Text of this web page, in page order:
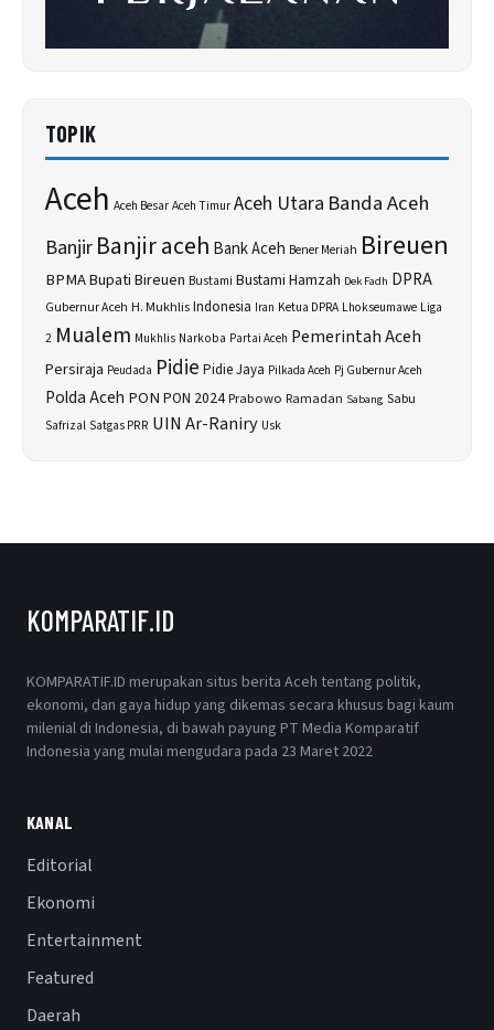
TOPIK
Aceh Aceh BesarAceh TimurAceh Utara Banda Aceh
BanjirBanjir aceh Bank Aceh Bener Meriah Bireuen
BPMABupati Bireuen Bustami Bustami Hamzah Dek Fadh DPRA
Gubernur Aceh H. MukhlisIndonesia Iran Ketua DPRA Lhokseumawe Liga
2 Mualem Mukhlis Narkoba Partai Aceh Pemerintah Aceh
Persiraja Peudada Pidie Pidie Jaya Pilkada Aceh Pj Gubernur Aceh
Polda Aceh PON PON 2024Prabowo Ramadan Sabang Sabu
Safrizal Satgas PRR UIN Ar-Raniry Usk
KOMPARATIF.ID
KOMPARATIF.ID merupakan situs berita Aceh tentang politik,
ekonomi, dan gaya hidup yang dikemas secara khusus bagi kaum
milenial di Indonesia, di bawah payung PT Media Komparatif
Indonesia yang mulai mengudara pada 23 Maret 2022
KANAL
Editorial
Ekonomi
Entertainment
Featured
Daerah